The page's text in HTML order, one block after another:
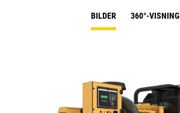
BILDER 360°-VISNING